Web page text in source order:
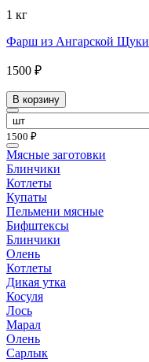
1 кг
Фарш из Ангарской Щуки
1500 ₽
В корзину
1500 ₽
Мясные заготовки
Блинчики
Котлеты
Купаты
Пельмени мясные
Бифштексы
Блинчики
Олень
Котлеты
Дикая утка
Косуля
Лось
Марал
Олень
Сарлык